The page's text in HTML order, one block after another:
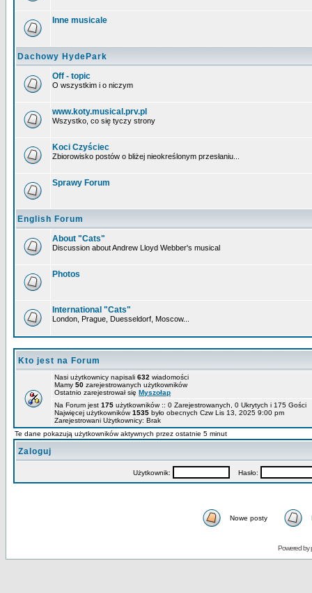
Inne musicale
Dachowy HydePark
Off - topic
O wszystkim i o niczym
www.koty.musical.prv.pl
Wszystko, co się tyczy strony
Koci Czyściec
Zbiorowisko postów o bliżej nieokreślonym przesłaniu...
Sprawy Forum
English Forum
About "Cats"
Discussion about Andrew Lloyd Webber's musical
Photos
International "Cats"
London, Prague, Duesseldorf, Moscow...
Kto jest na Forum
Nasi użytkownicy napisali 632 wiadomości
Mamy 50 zarejestrowanych użytkowników
Ostatnio zarejestrował się Myszołap
Na Forum jest 175 użytkowników :: 0 Zarejestrowanych, 0 Ukrytych i 175
Najwięcej użytkowników1535 było obecnych Czw Lis 13, 2025 9:00 pm
Zarejestrowani Użytkownicy: Brak
Te dane pokazują użytkowników aktywnych przez ostatnie 5 minut
Zaloguj
Użytkownik: Hasło:
Nowe posty
Powered by